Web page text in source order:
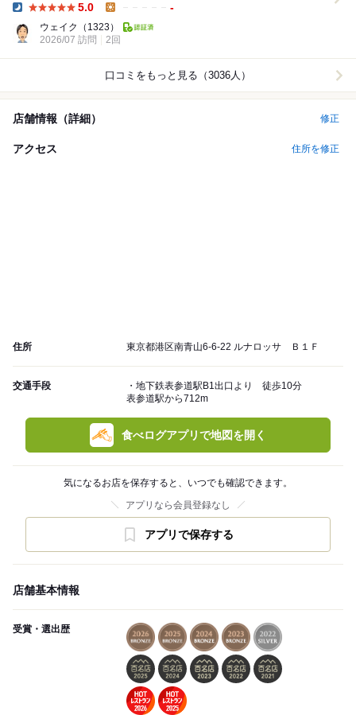
5.0 -
ウェイク
（1323）
2026/07 訪問
2回
口コミをもっと見る（3036人）
店舗情報（詳細） 修正
アクセス 住所を修正
住所 東京都港区南青山6-6-22 ルナロッサ Ｂ１Ｆ
交通手段
・地下鉄表参道駅B1出口より 徒歩10分
表参道駅から712m
食べログアプリで地図を開く
気になるお店を保存すると、いつでも確認できます。
アプリなら会員登録なし
アプリで保存する
店舗基本情報
受賞・選出歴